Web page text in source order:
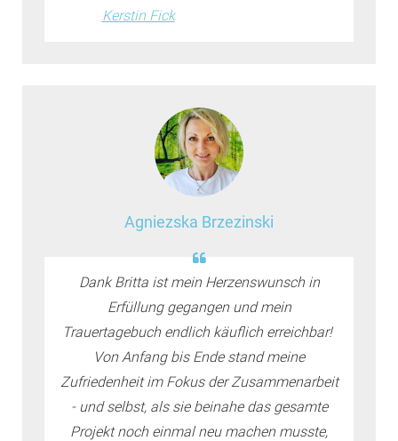
Kerstin Fick
Agniezska Brzezinski
Dank Britta ist mein Herzenswunsch in
Erfüllung gegangen und mein
Trauertagebuch endlich käuflich erreichbar!
Von Anfang bis Ende stand meine
Zufriedenheit im Fokus der Zusammenarbeit
- und selbst, als sie beinahe das gesamte
Projekt noch einmal neu machen musste,